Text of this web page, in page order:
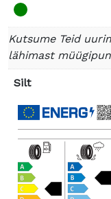
Kutsume Teid
lähimast
Silt